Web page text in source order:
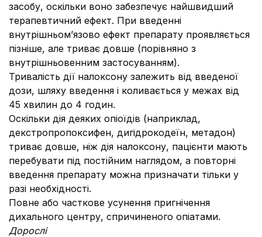
засобу, оскільки воно забезпечує найшвидший
терапевтичний ефект. При введенні
внутрішньом’язово ефект препарату проявляється
пізніше, але триває довше (порівняно з
внутрішньовенним застосуванням).
Тривалість дії налоксону залежить від введеної
дози, шляху введення і коливається у межах від
45 хвилин до 4 годин.
Оскільки дія деяких опіоїдів (наприклад,
декстропропоксифен, дигідрокодеїн, метадон)
триває довше, ніж дія налоксону, пацієнти мають
перебувати під постійним наглядом, а повторні
введення препарату можна призначати тільки у
разі необхідності.
Повне або часткове усунення пригнічення
дихального центру, спричиненого опіатами.
Дорослі